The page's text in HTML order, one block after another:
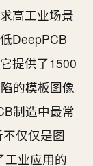
高工业场景
DeepPCB
提供了1500
的模板图像
制造中最常
仅仅是图
工业应用的